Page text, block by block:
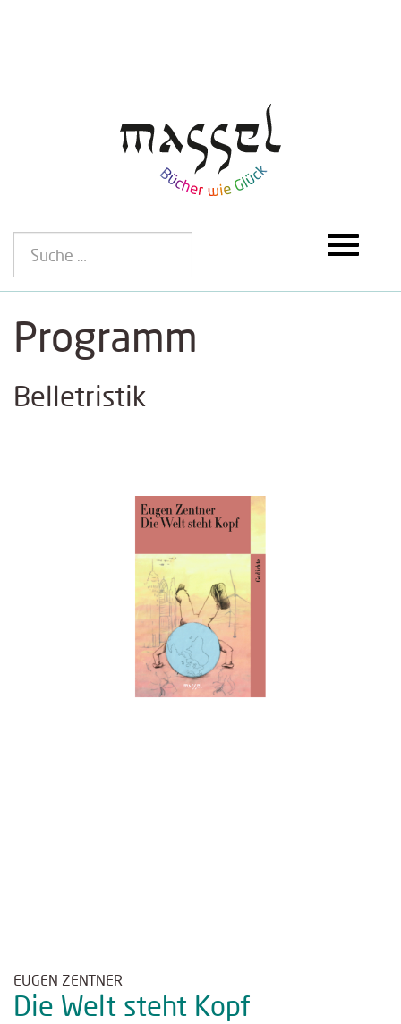
Programm
Belletristik
EUGEN ZENTNER
Die Welt steht Kopf